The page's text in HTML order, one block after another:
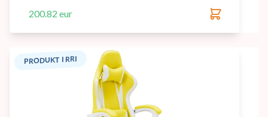
200.82 eur
PRODUKT I RRI